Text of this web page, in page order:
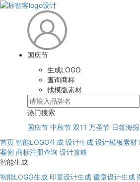
国庆节
生成LOGO
查询商标
找模版素材
热门搜索
国庆节 中秋节 双11 万圣节 日签海报
首页 智能LOGO生成 设计生成 设计模板素材
案例 商标注册查询 设计攻略
智能生成
智能LOGO生成 印章设计生成 徽章设计生成